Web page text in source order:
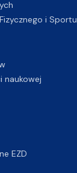
i Sportu
naukowej
EZD